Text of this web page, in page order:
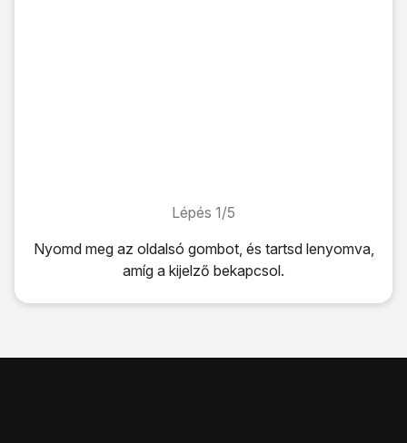
Lépés 1/5
Lépés 1/5
Nyomd meg az oldalsó gombot, és tartsd lenyomva,
amíg a kijelző bekapcsol.
Nyomd megaz oldalsó gombot, és tartsd lenyomva, amíg